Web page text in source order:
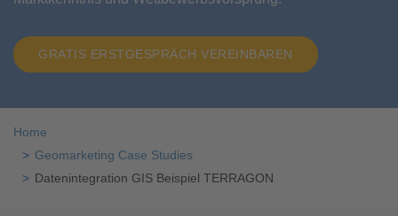
GRATIS ERSTGESPRÄCH VEREINBAREN
Home
Geomarketing Case Studies
Datenintegration GIS Beispiel TERRAGON